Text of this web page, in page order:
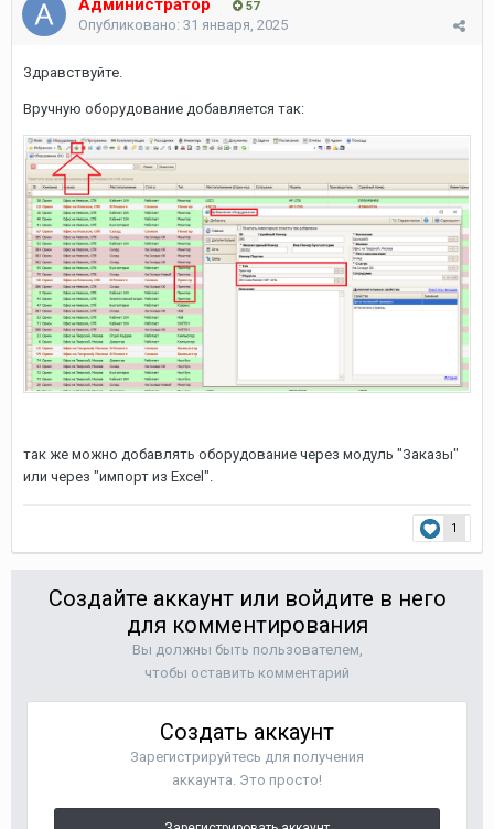
Администратор 57
Опубликовано: 31 января, 2025
Здравствуйте.
Вручную оборудование добавляется так:
так же можно добавлять оборудование через модуль "Заказы"
или через "импорт из Excel".
1
Создайте аккаунт или войдите в него
для комментирования
Вы должны быть пользователем,
чтобы оставить комментарий
Создать аккаунт
Зарегистрируйтесь для получения
аккаунта. Это просто!